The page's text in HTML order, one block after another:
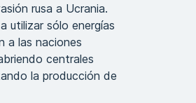
rusa a Ucrania.
utilizar sólo energías
a las naciones
centrales
la producción de